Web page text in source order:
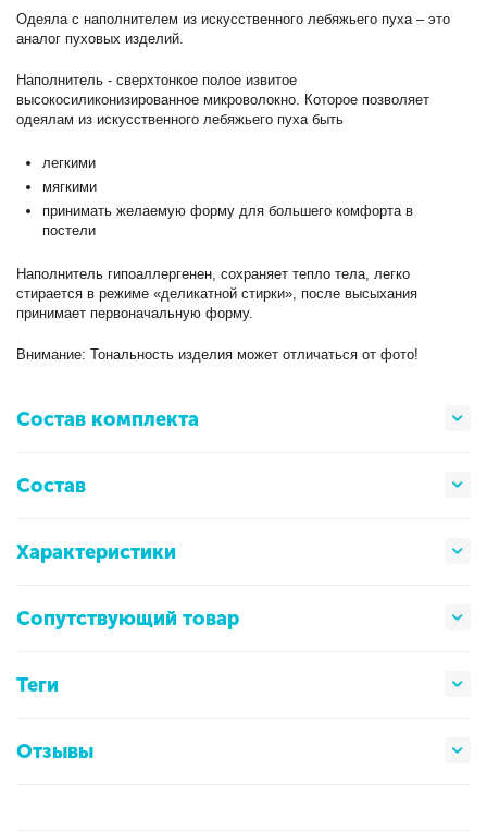
Одеяла с наполнителем из искусственного лебяжьего пуха – это
аналог пуховых изделий.
Наполнитель - сверхтонкое полое извитое
высокосиликонизированное микроволокно. Которое позволяет
одеялам из искусственного лебяжьего пуха быть
легкими
мягкими
принимать желаемую форму для большего комфорта в
постели
Наполнитель гипоаллергенен, сохраняет тепло тела, легко
стирается в режиме «деликатной стирки», после высыхания
принимает первоначальную форму.
Внимание: Тональность изделия может отличаться от фото!
Состав комплекта
Состав
Характеристики
Сопутствующий товар
Теги
Отзывы